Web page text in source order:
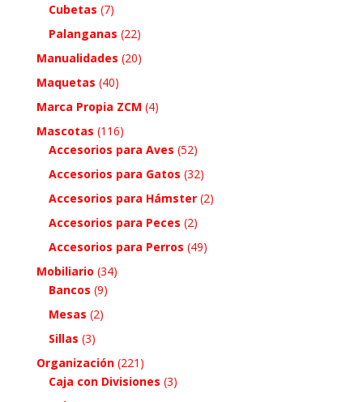
Cubetas (7)
Palanganas (22)
Manualidades (20)
Maquetas (40)
Marca Propia ZCM (4)
Mascotas (116)
Accesorios para Aves (52)
Accesorios para Gatos (32)
Accesorios para Hámster (2)
Accesorios para Peces (2)
Accesorios para Perros (49)
Mobiliario (34)
Bancos (9)
Mesas (2)
Sillas (3)
Organización (221)
Caja con Divisiones (3)